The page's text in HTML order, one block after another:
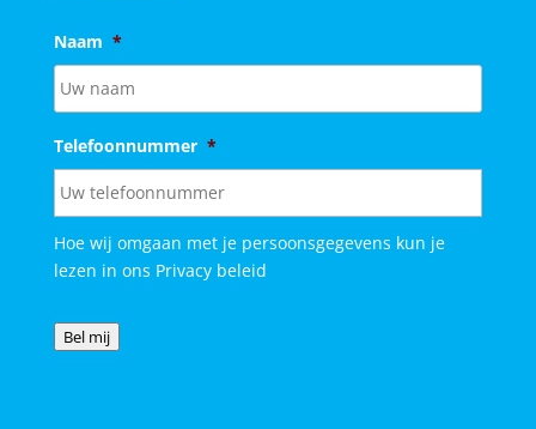
Naam *
Telefoonnummer *
Hoe wij omgaan met je persoonsgegevens kun je
lezen in ons Privacy beleid
Bel mij